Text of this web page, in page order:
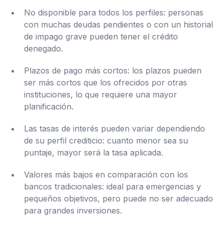
No disponible para todos los perfiles: personas
con muchas deudas pendientes o con un historial
de impago grave pueden tener el crédito
denegado.
Plazos de pago más cortos: los plazos pueden
ser más cortos que los ofrecidos por otras
instituciones, lo que requiere una mayor
planificación.
Las tasas de interés pueden variar dependiendo
de su perfil crediticio: cuanto menor sea su
puntaje, mayor será la tasa aplicada.
Valores más bajos en comparación con los
bancos tradicionales: ideal para emergencias y
pequeños objetivos, pero puede no ser adecuado
para grandes inversiones.